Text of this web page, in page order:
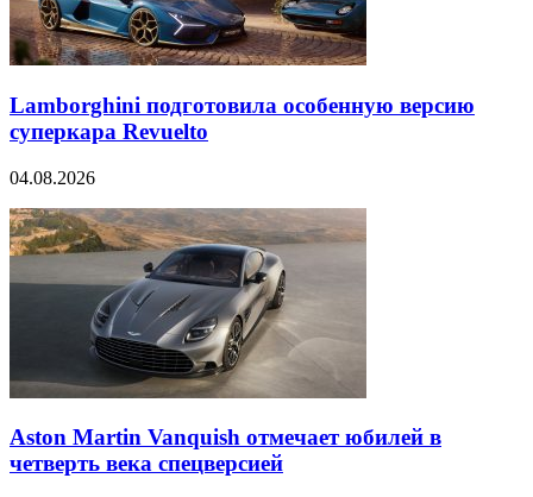
Lamborghini подготовила особенную версию
суперкара Revuelto
04.08.2026
Aston Martin Vanquish отмечает юбилей в
четверть века спецверсией